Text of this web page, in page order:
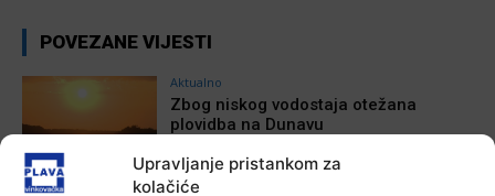
Upravljanje pristankom za
kolačiće
POVEZANE VIJESTI
Aktualno
Zbog niskog vodostaja otežana
plovidba na Dunavu